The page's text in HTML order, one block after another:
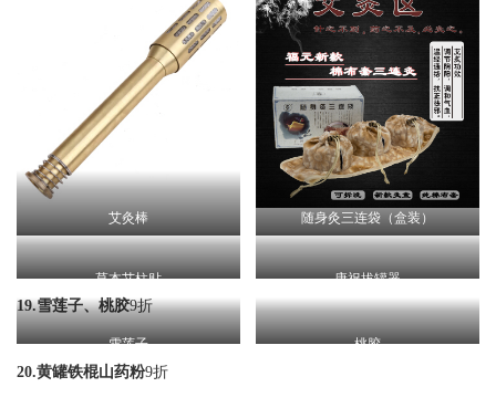
艾灸棒 随身灸三连袋（盒装）
草本艾柱贴 康祝拔罐器
19.雪莲子、桃胶9折
雪莲子 桃胶
20.黄罐铁棍山药粉9折